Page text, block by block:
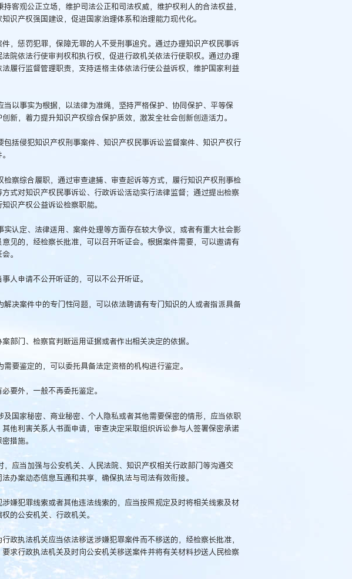
客观公正立场，维护司法公正和司法权威，维护权利人的合法权益，
识产权强国建设，促进国家治理体系和治理能力现代化。
，惩罚犯罪，保障无罪的人不受刑事追究。通过办理知识产权民事诉
院依法行使审判权和执行权，促进行政机关依法行使职权。通过办理
履行监督管理职责，支持适格主体依法行使公益诉权，维护国家利益
以事实为根据，以法律为准绳，坚持严格保护、协同保护、平等保
新，着力提升知识产权综合保护质效，激发全社会创新创造活力。
括侵犯知识产权刑事案件、知识产权民事诉讼监督案件、知识产权行
察综合履职，通过审查逮捕、审查起诉等方式，履行知识产权刑事检
式对知识产权民事诉讼、行政诉讼活动实行法律监督；通过提出检察
识产权公益诉讼检察职能。
认定、法律适用、案件处理等方面存在较大争议，或者有重大社会影
见的，经检察长批准，可以召开听证会。根据案件需要，可以邀请有
。
人申请不公开听证的，可以不公开听证。
决案件中的专门性问题，可以依法聘请有专门知识的人或者指派具备
部门、检察官判断运用证据或者作出相关决定的依据。
要鉴定的，可以委托具备法定资格的机构进行鉴定。
要外，一般不再委托鉴定。
国家秘密、商业秘密、个人隐私或者其他需要保密的情形，应当依职
他利害关系人书面申请，审查决定采取组织诉讼参与人签署保密承诺
措施。
应当加强与公安机关、人民法院、知识产权相关行政部门等沟通交
办案动态信息互通和共享，确保执法与司法有效衔接。
嫌犯罪线索或者其他违法线索的，应当按照规定及时将相关线索及材
的公安机关、行政机关。
政执法机关应当依法移送涉嫌犯罪案件而不移送的，经检察长批准，
求行政执法机关及时向公安机关移送案件并将有关材料抄送人民检察